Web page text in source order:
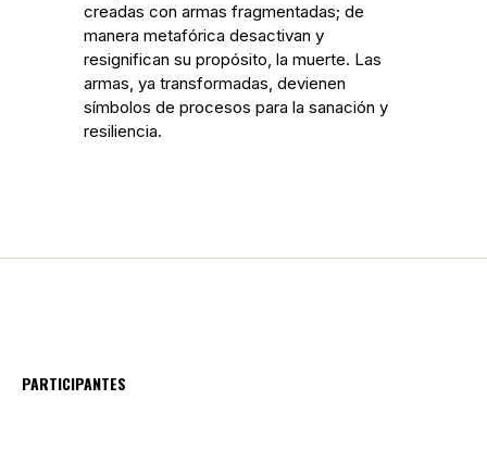
creadas con armas fragmentadas; de
manera metafórica desactivan y
resignifican su propósito, la muerte. Las
armas, ya transformadas, devienen
símbolos de procesos para la sanación y
resiliencia.
PARTICIPANTES